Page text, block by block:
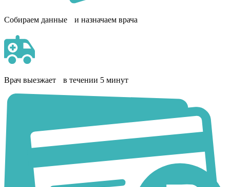
Собираем данные и назначаем врача
Врач выезжает в течении 5 минут